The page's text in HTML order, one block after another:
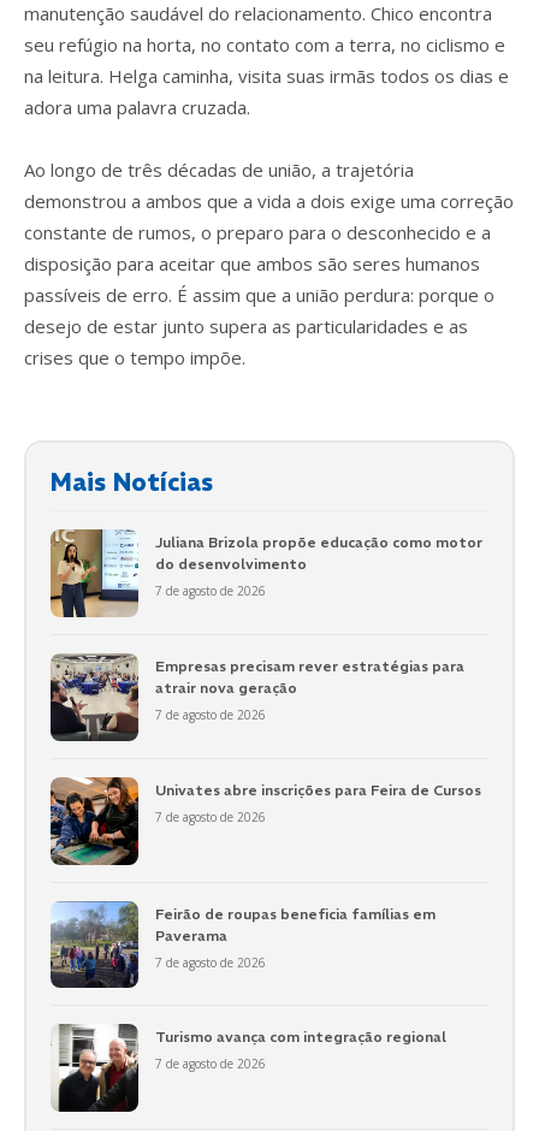
manutenção saudável do relacionamento. Chico encontra
seu refúgio na horta, no contato com a terra, no ciclismo e
na leitura. Helga caminha, visita suas irmãs todos os dias e
adora uma palavra cruzada.
Ao longo de três décadas de união, a trajetória
demonstrou a ambos que a vida a dois exige uma correção
constante de rumos, o preparo para o desconhecido e a
disposição para aceitar que ambos são seres humanos
passíveis de erro. É assim que a união perdura: porque o
desejo de estar junto supera as particularidades e as
crises que o tempo impõe.
Mais Notícias
Juliana Brizola propõe educação como motor
do desenvolvimento
7 de agosto de 2026
Empresas precisam rever estratégias para
atrair nova geração
7 de agosto de 2026
Univates abre inscrições para Feira de Cursos
7 de agosto de 2026
Feirão de roupas beneficia famílias em
Paverama
7 de agosto de 2026
Turismo avança com integração regional
7 de agosto de 2026